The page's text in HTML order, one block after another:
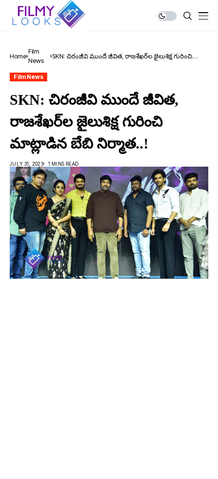
Home
Film
News
SKN: చిరంజీవి ముందే జీవిత‌, రాజ‌శేఖ‌ర్‌ల జైలుశిక్ష గురించి
Film News
SKN: చిరంజీవి ముందే జీవిత‌,
రాజ‌శేఖ‌ర్‌ల జైలుశిక్ష గురించి
మాట్లాడిన బేబి నిర్మాత‌..!
JULY 31, 2023 1 MINS READ